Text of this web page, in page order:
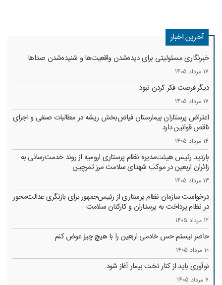
آخرین اخبار
خبرنگاری مسئولیتی برای دیده‌شدن واقعیت‌ها و شنیده‌شدن صداها
17 مرداد 1405
دیگر فرصت فکر کردن نبود
17 مرداد 1405
اعتراض پرستاران بیمارستان فیاض‌بخش ریشه در مطالبات صنفی و اجرای
ناقص قوانین دارد
14 مرداد 1405
بازدید رئیس هیئت‌مدیره نظام پرستاری ارومیه از روند خدمت‌رسانی به
زائران اربعین در موکب شهدای سلامت مرز تمرچین
13 مرداد 1405
درخواست سازمان نظام پرستاری از رئیس‌جمهور برای بازنگری عدالت‌محور
در نظام پرداخت به پرستاران و کارکنان سلامت
12 مرداد 1405
حاضر نیستم حس خادمی اربعین را با هیچ چیز عوض کنم
10 مرداد 1405
نوآوری باید از کنار تخت بیمار آغاز شود
7 مرداد 1405